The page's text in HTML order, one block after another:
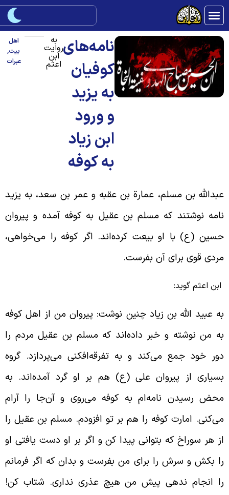
نامه‌های
کوفیان
به یزید
و ورود
ابن زیاد
به کوفه
روایت
ابن
اعثم
اهل
بیت,
عبرات
بن مسلم، عمارة بن عقبه و عمر بن سعد، به یزید
نوشتند که مسلم بن عقیل به کوفه آمده و پیروان
(ع) با او بیعت کرده‌اند. اگر کوفه را می‌خواهی،
قوی برای آن بفرست.
اعثم گوید:
عبید الله بن زیاد چنین نوشت: پیروان من از اهل کوفه
من نوشته و خبر داده‌اند که مسلم بن عقیل مردم را
خود جمع می‌کند و به تفرقه‌افکنی می‌پردازد. گروه
از پیروان علی (ع) هم بر او گرد آمده‌اند. به
رسیدن نامه‌ام به کوفه می‌روی و آن‌جا را آرام
امارت کوفه را هم بر تو افزودم. مسلم بن عقیل را
هر سوراخ که بتوانی پیدا کن و اگر بر او دست یافتی او
بکش و سرش را برای من بفرست و بدان که اگر فرمانم
انجام ندهی پیش من هیچ عذری نداری. شتاب کن!